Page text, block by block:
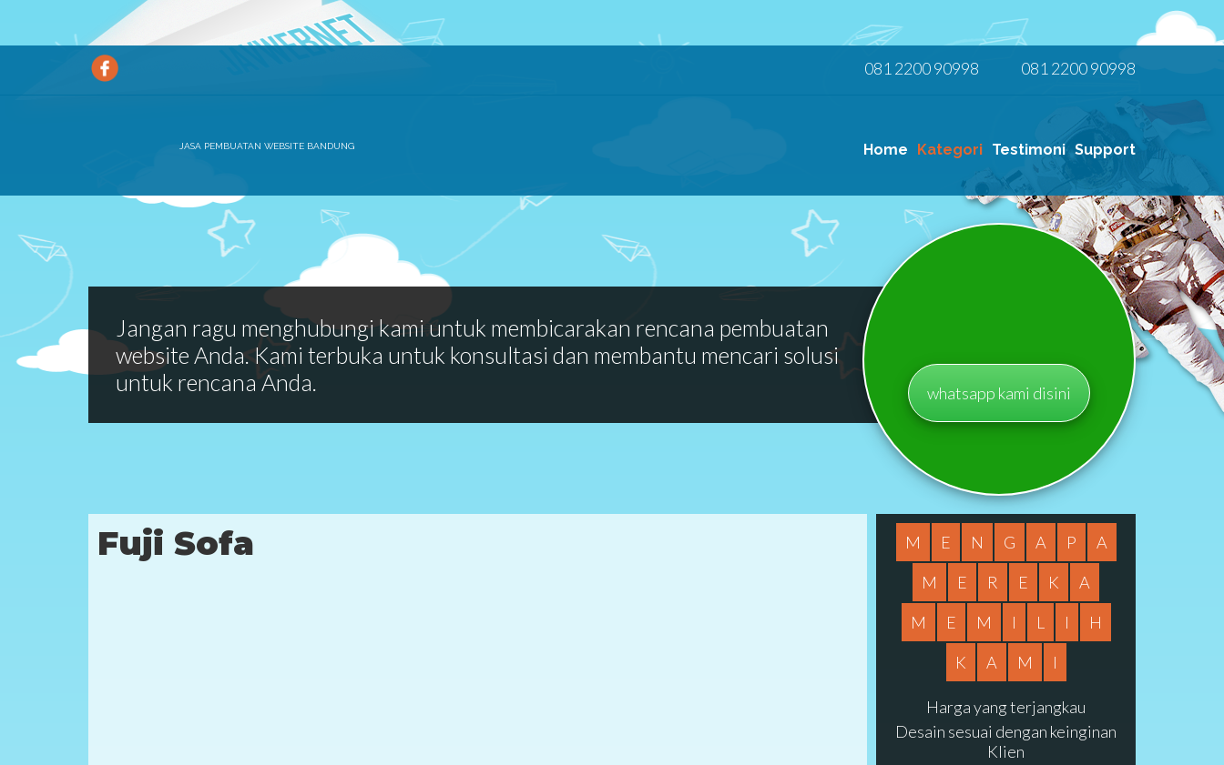
081 2200 90998 081 2200 90998
JASA PEMBUATAN WEBSITE BANDUNG Home Kategori Testimoni Support
Jangan ragu menghubungi kami untuk membicarakan rencana pembuatan
website Anda. Kami terbuka untuk konsultasi dan membantu mencari solusi
untuk rencana Anda.
whatsapp kami disini
Fuji Sofa M E N G A P
A
M
E R E K
A
M
E M I L I
H
K
A M I
Harga yang terjangkau
Desain sesuai dengan keinginan
Klien